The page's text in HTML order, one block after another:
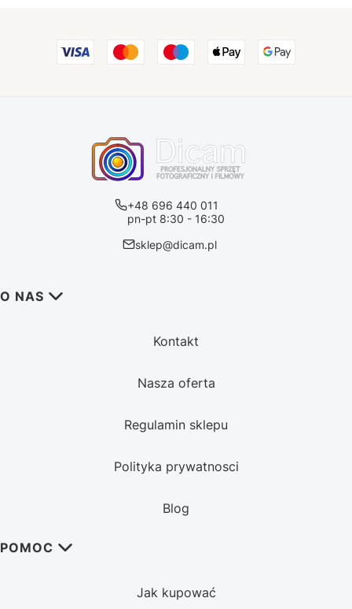
+48 696 440 011
pn-pt 8:30 - 16:30
sklep@dicam.pl
Linki w stopce
O NAS
Kontakt
Nasza oferta
Regulamin sklepu
Polityka prywatnosci
Blog
POMOC
Jak kupować